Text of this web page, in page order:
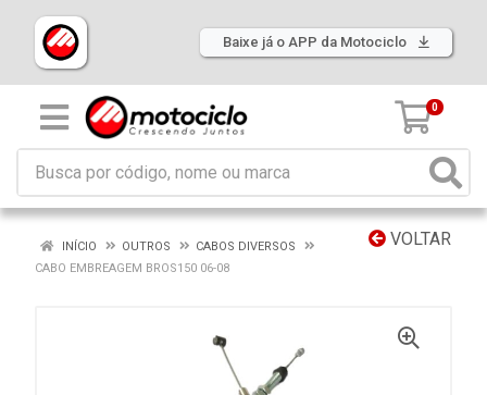
Baixe já o APP da Motociclo
0
VOLTAR
INÍCIO OUTROS
CABOS DIVERSOS
CABO EMBREAGEM BROS150 06-08